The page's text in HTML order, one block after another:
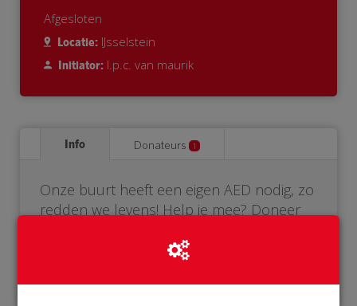
Afgesloten
Locatie: IJsselstein
Initiator: l.p.c. van maurik
Info Donateurs 1
Onze buurt heeft een eigen AED nodig, zo
redden we levens! Help je mee? Doneer